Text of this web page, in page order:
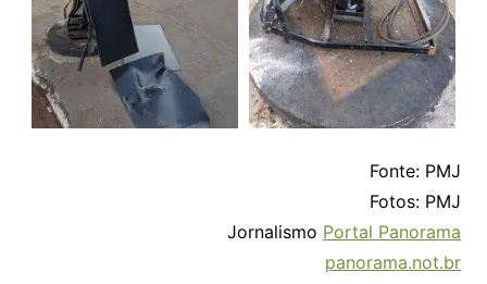
Fonte: PMJ
Fotos: PMJ
Jornalismo Portal Panorama
panorama.not.br